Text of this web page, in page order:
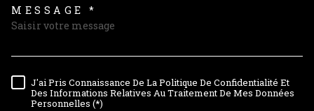
MESSAGE *
RÈGLEMENTATION
J'ai Pris Connaissance De La Politique De Confidentialité Et
Des Informations Relatives Au Traitement De Mes Données
Personnelles (*)